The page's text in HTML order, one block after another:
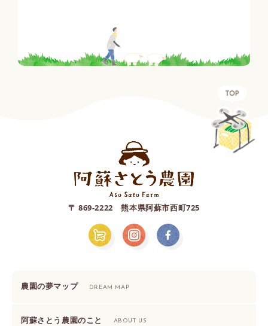
〒 869-2222 熊本県阿蘇市西町725
農園の夢マップ DREAM MAP
阿蘇さとう農園のこと ABOUT US